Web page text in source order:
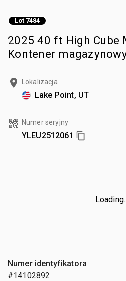
Lot 7484
2025 40 ft High Cube
Kontener
Lokalizacja
Lake Point, UT
Numer seryjny
YLEU2512061
Numer identyfikatora
#14102892